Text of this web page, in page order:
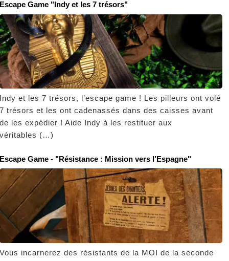
Game "Indy et les 7 trésors"
et les 7 trésors, l’escape game ! Les pilleurs ont volé
trésors et les ont cadenassés dans des caisses avant
les expédier ! Aide Indy à les restituer aux
(…)
Game - "Résistance : Mission vers l’Espagne"
incarnerez des résistants de la MOI de la seconde